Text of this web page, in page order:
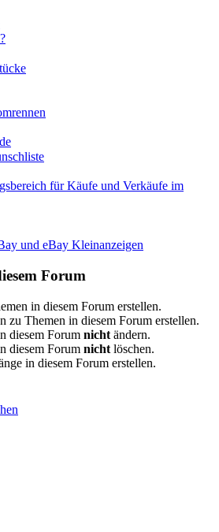
für Käufe und Verkäufe im
und eBay Kleinanzeigen
Forum
in diesem Forum erstellen.
zu Themen in diesem Forum erstellen.
diesem Forum nicht ändern.
diesem Forum nicht löschen.
in diesem Forum erstellen.